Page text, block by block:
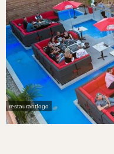
restaurantfogo